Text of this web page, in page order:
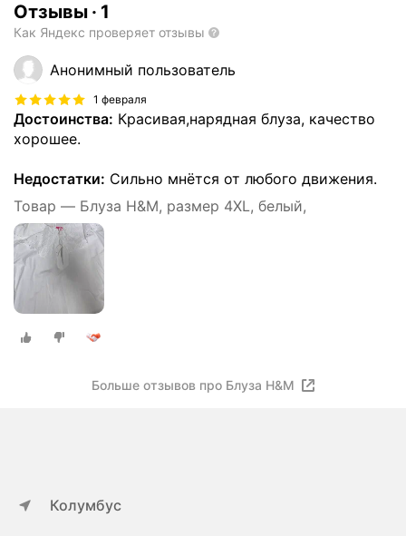
Отзывы · 1
Как Яндекс проверяет отзывы
Анонимный пользователь
1 февраля
Достоинства: Красивая,нарядная блуза, качество
хорошее.
Недостатки: Сильно мнётся от любого движения.
Товар — Блуза H&M, размер 4XL, белый,
Больше отзывов про Блуза H&M
Колумбус